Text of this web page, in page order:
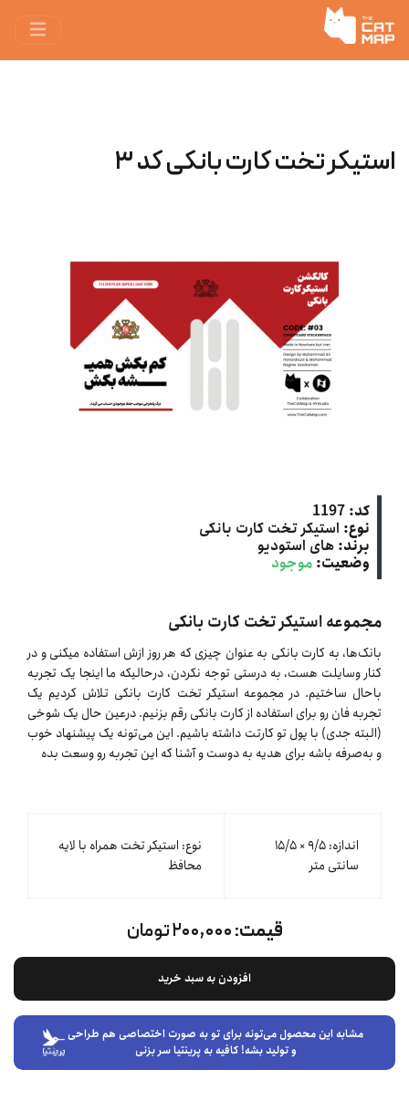
استیکر تخت کارت بانکی کد ۳
کد: 1197
نوع: استیکر تخت کارت بانکی
برند: های استودیو
وضعیت: موجود
مجموعه استیکر تخت کارت بانکی
بانک‌ها، به کارت بانکی به عنوان چیزی که هر روز ازش استفاده میکنی و در
کنار وسایلت هست، به درستی توجه نکردن، درحالیکه ما اینجا یک تجربه
باحال ساختیم. در مجموعه استیکر تخت کارت بانکی تلاش کردیم یک
تجربه فان رو برای استفاده از کارت بانکی رقم بزنیم. درعین حال یک شوخی
(البته جدی) با پول تو کارتت داشته باشیم. این می‌تونه یک پیشنهاد خوب
و به‌صرفه باشه برای هدیه به دوست و آشنا که این تجربه رو وسعت بده
اندازه: ۹/۵ × ۱۵/۵
سانتی متر
نوع: استیکر تخت همراه با لایه
محافظ
قیمت:۲۰۰,۰۰۰ تومان
افزودن به سبد خرید
مشابه این محصول می‌تونه برای تو به صورت اختصاصی هم طراحی
و تولید بشه! کافیه به پرینتیا سر بزنی